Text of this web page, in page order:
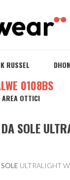
RUSSEL
AREA OTTICI
0108BS
SOLE
ULTRALIGHT